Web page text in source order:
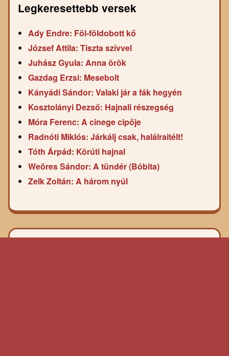
Legkeresettebb versek
Ady Endre: Föl-földobott kő
József Attila: Tiszta szívvel
Juhász Gyula: Anna örök
Gazdag Erzsi: Mesebolt
Kányádi Sándor: Valaki jár a fák hegyén
Kosztolányi Dezső: Hajnali részegség
Móra Ferenc: A cinege cipője
Radnóti Miklós: Járkálj csak, halálraitélt!
Tóth Árpád: Körúti hajnal
Weöres Sándor: A tündér (Bóbita)
Zelk Zoltán: A három nyúl